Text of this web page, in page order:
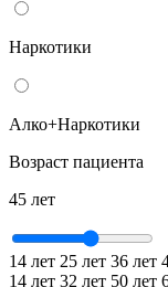
Наркотики
Алко+Наркотики
Возраст пациента
45 лет
14 лет 25 лет 36 лет
14 лет 32 лет 50 лет